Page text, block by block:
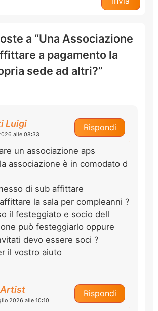
a “Una Associazione
a pagamento la
sede ad altri?”
Rispondi
Luigi
alle 08:33
un associazione aps
associazione è in comodato d
di sub affittare
la sala per compleanni ?
il festeggiato e socio dell
può festeggiarlo oppure
devo essere soci ?
il vostro aiuto
Rispondi
2026 alle 10:10